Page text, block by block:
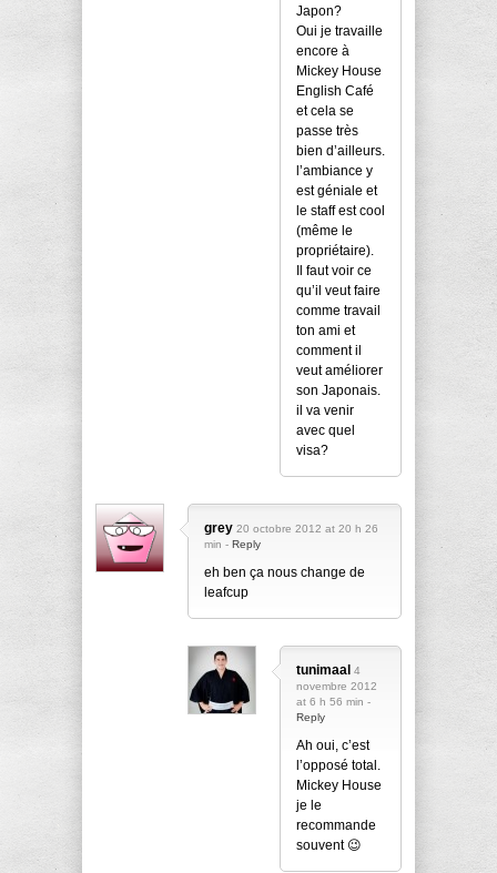
Japon?
Oui je travaille
encore à
Mickey House
English Café
et cela se
passe très
bien d’ailleurs.
l’ambiance y
est géniale et
le staff est cool
(même le
propriétaire).
Il faut voir ce
qu’il veut faire
comme travail
ton ami et
comment il
veut améliorer
son Japonais.
il va venir
avec quel
visa?
grey 20 octobre 2012 at 20 h 26
min - Reply
eh ben ça nous change de
leafcup
tunimaal 4
novembre 2012
at 6 h 56 min -
Reply
Ah oui, c’est
l’opposé total.
Mickey House
je le
recommande
souvent 😉